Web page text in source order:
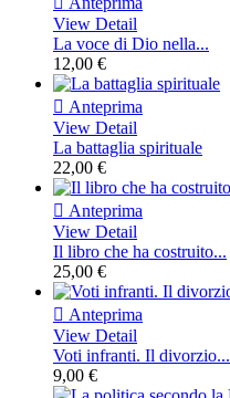
View Detail
La voce di Dio nella...
12,00 €
 Anteprima
View Detail
La battaglia spirituale
22,00 €
 Anteprima
View Detail
Il libro che ha costruito...
25,00 €
 Anteprima
View Detail
Voti infranti. Il divorzio...
9,00 €